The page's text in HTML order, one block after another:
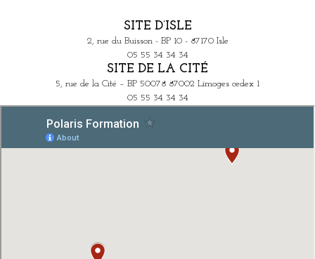
SITE D’ISLE
2, rue du Buisson - BP 10 - 87170 Isle
05 55 34 34 34
SITE DE LA CITÉ
5, rue de la Cité – BP 50078 87002 Limoges cedex 1
05 55 34 34 34